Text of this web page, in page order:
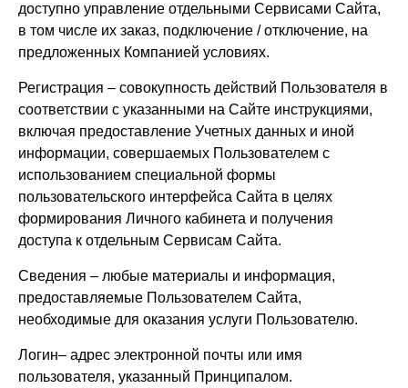
доступно управление отдельными Сервисами Сайта,
в том числе их заказ, подключение / отключение, на
предложенных Компанией условиях.
Регистрация – совокупность действий Пользователя в
соответствии с указанными на Сайте инструкциями,
включая предоставление Учетных данных и иной
информации, совершаемых Пользователем с
использованием специальной формы
пользовательского интерфейса Сайта в целях
формирования Личного кабинета и получения
доступа к отдельным Сервисам Сайта.
Сведения – любые материалы и информация,
предоставляемые Пользователем Сайта,
необходимые для оказания услуги Пользователю.
Логин– адрес электронной почты или имя
пользователя, указанный Принципалом.